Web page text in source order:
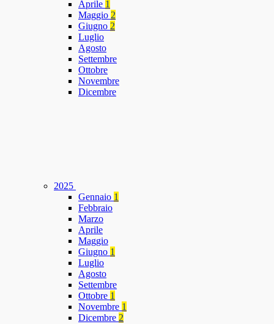
Aprile 1
Maggio 2
Giugno 2
Luglio
Agosto
Settembre
Ottobre
Novembre
Dicembre
2025
Gennaio 1
Febbraio
Marzo
Aprile
Maggio
Giugno 1
Luglio
Agosto
Settembre
Ottobre 1
Novembre 1
Dicembre 2